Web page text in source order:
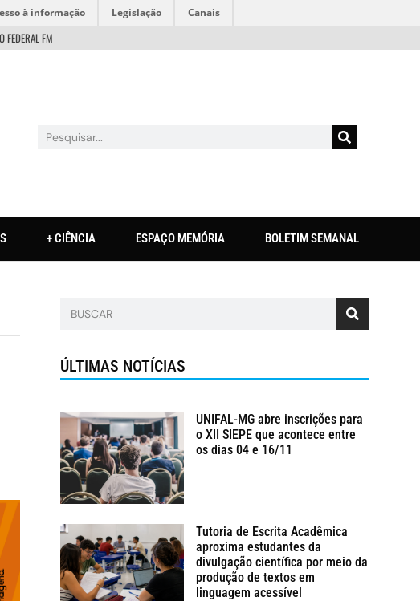
à informação Legislação Canais
FEDERAL FM
+ CIÊNCIA ESPAÇO MEMÓRIA BOLETIM SEMANAL
ÚLTIMAS NOTÍCIAS
UNIFAL-MG abre inscrições para
o XII SIEPE que acontece entre
os dias 04 e 16/11
Tutoria de Escrita Acadêmica
aproxima estudantes da
divulgação científica por meio da
produção de textos em
linguagem acessível